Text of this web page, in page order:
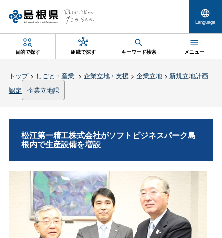
Language
目的で探す 組織で探す キーワード検索 メニュー
トップ> しごと・産業 > 企業立地・支援 > 企業立地> 新規立地計画
認定
企業立地課
松江第一精工株式会社がソフトビジネスパーク島
根内で生産設備を増設